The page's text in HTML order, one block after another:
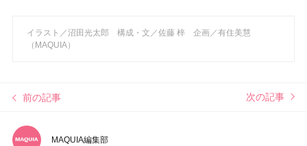
イラスト／沼田光太郎 構成・文／佐藤 梓 企画／有住美慧
（MAQUIA）
前の記事 次の記事
MAQUIA編集部